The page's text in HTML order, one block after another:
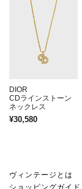
DIOR
CDラインストーン
ネックレス
¥30,580
ヴィンテージとは
ショッピングガイド